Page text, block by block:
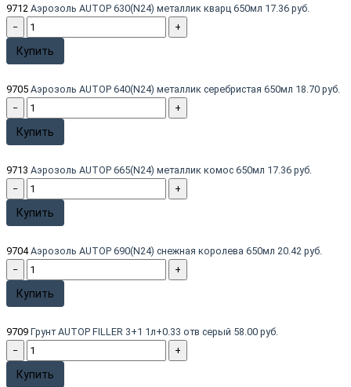
9712 Аэрозоль AUTOP 630(N24) металлик кварц 650мл 17.36 руб.
−
+
Купить
9705 Аэрозоль AUTOP 640(N24) металлик серебристая 650мл 18.70 руб.
−
+
Купить
9713 Аэрозоль AUTOP 665(N24) металлик комос 650мл 17.36 руб.
−
+
Купить
9704 Аэрозоль AUTOP 690(N24) снежная королева 650мл 20.42 руб.
−
+
Купить
9709 Грунт AUTOP FILLER 3+1 1л+0.33 отв серый 58.00 руб.
−
+
Купить